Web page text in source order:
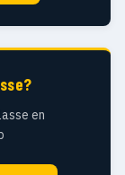
en